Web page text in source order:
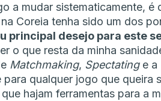
a mudar sistematicamente,
Coreia tenha sido um dos
principal desejo para este
o que resta da minha
Matchmaking, Spectatinge a
para qualquer jogo que queira
hajam ferramentas para a